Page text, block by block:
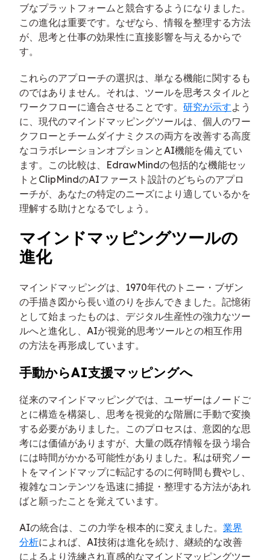
ブなプラットフォームと競合するようになりました。
この進化は重要です。なぜなら、情報を整理する方法
が、思考と仕事の効果性に直接影響を与えるからで
す。
これらのアプローチの選択は、単なる機能に関するも
のではありません。それは、ツールを思考スタイルと
ワークフローに適合させることです。 研究が示すよう
に、現代のマインドマッピングツールは、個人のワー
クフローとチームダイナミクスの両方を改善する高度
なコラボレーションオプションとAI機能を備えてい
ます。この比較は、EdrawMindの包括的な機能セッ
トとClipMindのAIファースト設計のどちらのアプロ
ーチが、あなたの特定のニーズにより適しているかを
理解する助けとなるでしょう。
マインドマッピングツールの
進化
マインドマッピングは、1970年代のトニー・ブザン
の手描き図から長い道のりを歩んできました。記憶術
として始まったものは、デジタル生産性の強力なツー
ルへと進化し、AIが視覚的思考ツールとの相互作用
の方法を再形成しています。
手動からAI支援マッピングへ
従来のマインドマッピングでは、ユーザーはノードご
とに構造を構築し、思考を視覚的な階層に手動で変換
する必要がありました。このプロセスは、意図的な思
考には価値がありますが、大量の既存情報を扱う場合
には時間がかかる可能性がありました。私は研究ノー
トをマインドマップに転記するのに何時間も費やし、
複雑なコンテンツを迅速に捕捉・整理する方法があれ
ばと願ったことを覚えています。
AIの統合は、この力学を根本的に変えました。 業界
分析によれば、AI技術は進化を続け、継続的な改善
によるより洗練され直感的なマインドマッピングツー